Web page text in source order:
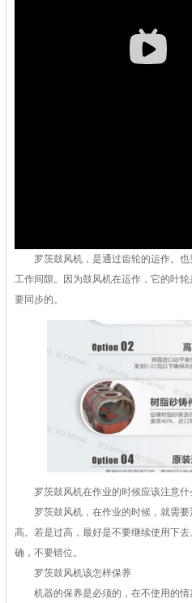
罗茨鼓风机，是通过齿轮的运作。也
工作间隙。因为鼓风机在运作，它的叶
要同步的。
罗茨鼓风机在作业的时候应该注意什
罗茨鼓风机，在作业的时候，就需要
高。若是过高，最好是不要继续使用下
确，不要错位。
罗茨鼓风机该怎样保养
机器的保养是必须的，在不使用的情